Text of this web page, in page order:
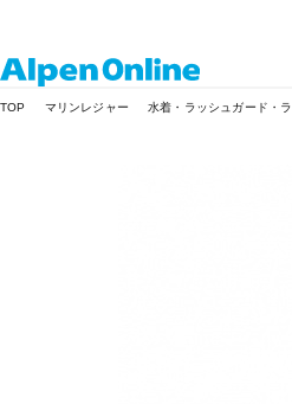
Online
TOP マリンレジャー 水着・ラッシュガード・